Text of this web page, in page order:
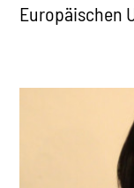
Europäischen